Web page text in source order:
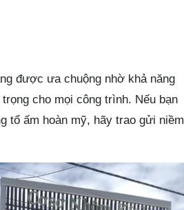
được ưa chuộng nhờ khả năng
cho mọi công trình. Nếu bạn
tổ ấm hoàn mỹ, hãy trao gửi niềm